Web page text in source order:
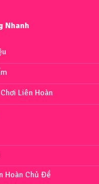
Nhanh
Liên Hoàn
Hoàn Chủ Đề